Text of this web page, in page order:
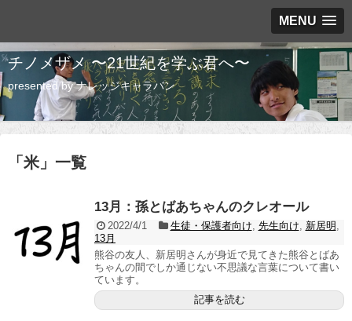
MENU
チノメザメ 〜21世紀を学ぶ君へ〜
presented by ナレッジキャラバン
「 米」 一覧
13月：孫とばあちゃんのクレオール
2022/4/1 生徒・保護者向け 先生向け 新居明
13月
熊谷の友人、新居明さんが身近で見てきた熊谷とばあ
ちゃんの間でしか通じない不思議な言葉について書い
ています。
記事を読む